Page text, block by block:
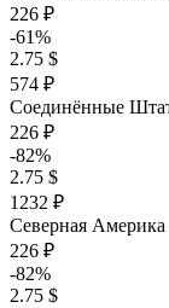
226 ₽
-61%
2.75 $
574 ₽
Соединённые
226 ₽
-82%
2.75 $
1232 ₽
Северная Америка
226 ₽
-82%
2.75 $